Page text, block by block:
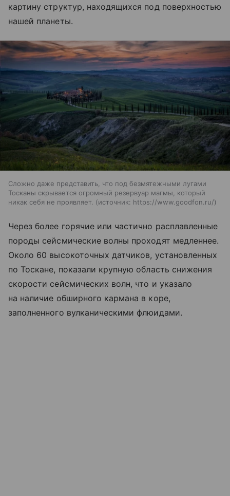
картину структур, находящихся под поверхностью
нашей планеты.
Сложно даже представить, что под безмятежными лугами
Тосканы скрывается огромный резервуар магмы, который
никак себя не проявляет.
источник: https://www.goodfon.ru/
Через более горячие или частично расплавленные
породы сейсмические волны проходят медленнее.
Около 60 высокоточных датчиков, установленных
по Тоскане, показали крупную область снижения
скорости сейсмических волн, что и указало
на наличие обширного кармана в коре,
заполненного вулканическими флюидами.